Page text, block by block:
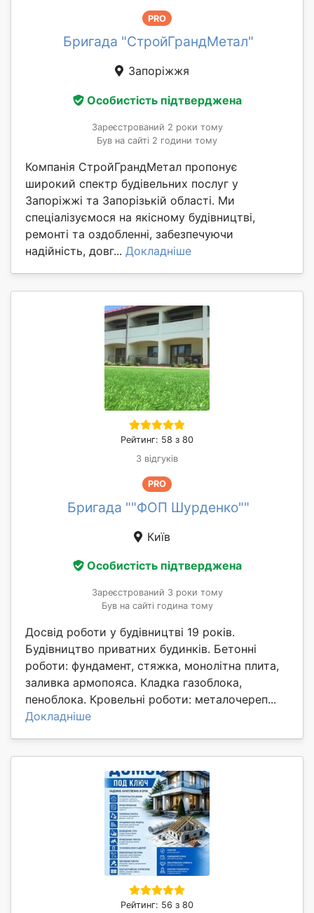
PRO
Бригада "СтройГрандМетал"
Запоріжжя
Особистість підтверджена
Зареєстрований 2 роки тому
Був на сайті 2 години тому
Компанія СтройГрандМетал пропонує
широкий спектр будівельних послуг у
Запоріжжі та Запорізькій області. Ми
спеціалізуємося на якісному будівництві,
ремонті та оздобленні, забезпечуючи
надійність, довг... Докладніше
Рейтинг: 58 з 80
3 відгуків
PRO
Бригада ""ФОП Шурденко""
Київ
Особистість підтверджена
Зареєстрований 3 роки тому
Був на сайті година тому
Досвід роботи у будівництві 19 років.
Будівництво приватних будинків. Бетонні
роботи: фундамент, стяжка, монолітна плита,
заливка армопояса. Кладка газоблока,
пеноблока. Кровельні роботи: металочереп...
Докладніше
Рейтинг: 56 з 80